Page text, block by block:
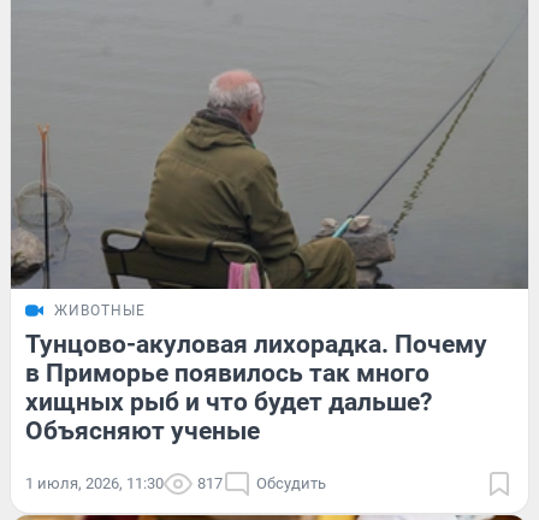
ЖИВОТНЫЕ
Тунцово-акуловая лихорадка. Почему
в Приморье появилось так много
хищных рыб и что будет дальше?
Объясняют ученые
1 июля, 2026, 11:30 817 Обсудить